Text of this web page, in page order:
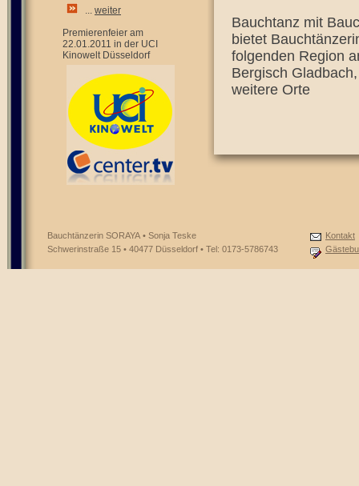
... weiter
Premierenfeier am
22.01.2011 in der UCI
Kinowelt Düsseldorf
Bauchtanz mit
bietet
folgenden Region
Bergisch
weitere Orte
Bauchtänzerin SORAYA • Sonja Teske
Schwerinstraße 15 • 40477 Düsseldorf • Tel: 0173-5786743
Kontakt